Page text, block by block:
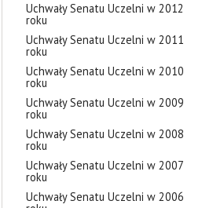
Uchwały Senatu Uczelni w 2012
roku
Uchwały Senatu Uczelni w 2011
roku
Uchwały Senatu Uczelni w 2010
roku
Uchwały Senatu Uczelni w 2009
roku
Uchwały Senatu Uczelni w 2008
roku
Uchwały Senatu Uczelni w 2007
roku
Uchwały Senatu Uczelni w 2006